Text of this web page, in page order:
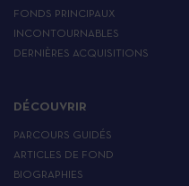
FONDS PRINCIPAUX
INCONTOURNABLES
DERNIÈRES ACQUISITIONS
DÉCOUVRIR
PARCOURS GUIDÉS
ARTICLES DE FOND
BIOGRAPHIES